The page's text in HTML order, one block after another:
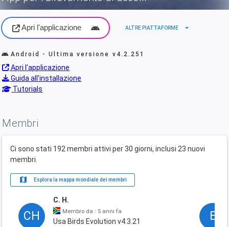
Apri l'applicazione ALTRE PIATTAFORME arrow_drop_down
Android - Ultima versione v4.2.251
Apri l'applicazione
Guida all'installazione
Tutorials
Membri
Ci sono stati 192 membri attivi per 30 giorni, inclusi 23 nuovi
membri.
map Esplora la mappa mondiale dei membri
CH
C. H.
Membro da : 5 anni fa
Usa Birds Evolution v4.3.21
E